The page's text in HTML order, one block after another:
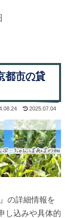
都市の貸
2025.07.04
の詳細情報を
し込みや具体的